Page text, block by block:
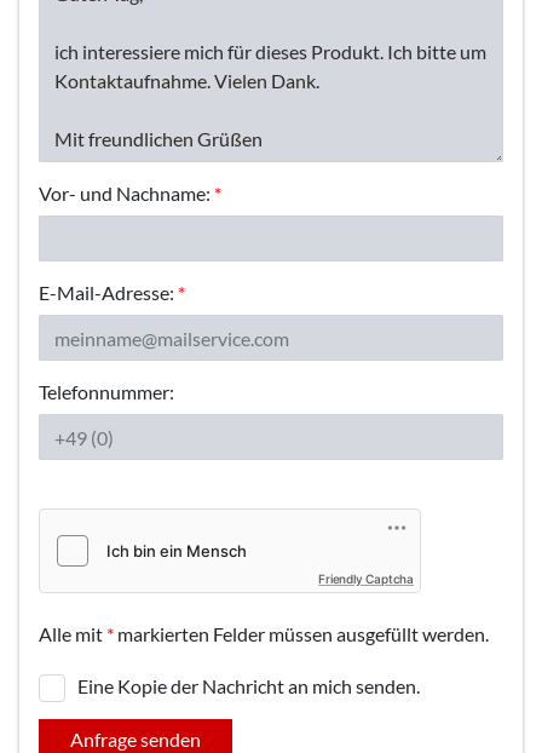
Vor- und Nachname: *
E-Mail-Adresse: *
Telefonnummer:
Friendly Captcha
Alle mit * markierten Felder müssen ausgefüllt werden.
Eine Kopie der Nachricht an mich senden.
Anfrage senden